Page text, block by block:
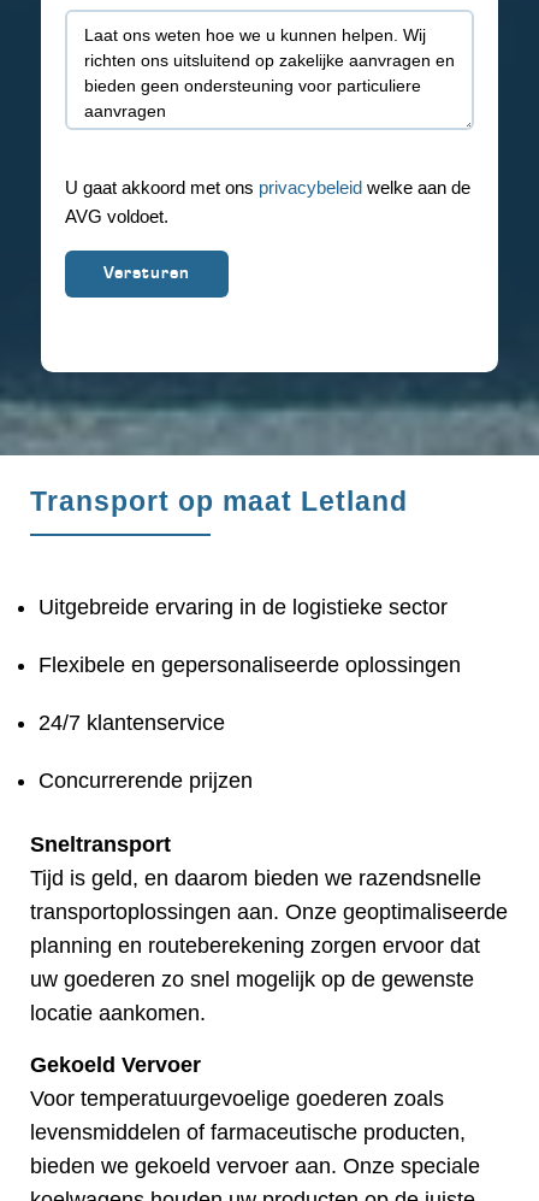
(Vereist)
U gaat akkoord met ons privacybeleid welke aan de
AVG voldoet.
Transport op maat Letland
Uitgebreide ervaring in de logistieke sector
Flexibele en gepersonaliseerde oplossingen
24/7 klantenservice
Concurrerende prijzen
Sneltransport
Tijd is geld, en daarom bieden we razendsnelle
transportoplossingen aan. Onze geoptimaliseerde
planning en routeberekening zorgen ervoor dat
uw goederen zo snel mogelijk op de gewenste
locatie aankomen.
Gekoeld Vervoer
Voor temperatuurgevoelige goederen zoals
levensmiddelen of farmaceutische producten,
bieden we gekoeld vervoer aan. Onze speciale